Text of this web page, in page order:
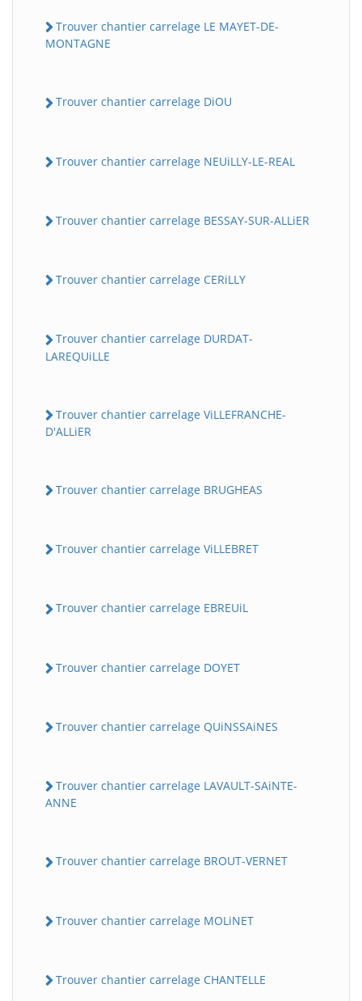
Trouver chantier carrelage LE MAYET-DE-
MONTAGNE
Trouver chantier carrelage DiOU
Trouver chantier carrelage NEUiLLY-LE-REAL
Trouver chantier carrelage BESSAY-SUR-ALLiER
Trouver chantier carrelage CERiLLY
Trouver chantier carrelage DURDAT-
LAREQUiLLE
Trouver chantier carrelage ViLLEFRANCHE-
D'ALLiER
Trouver chantier carrelage BRUGHEAS
Trouver chantier carrelage ViLLEBRET
Trouver chantier carrelage EBREUiL
Trouver chantier carrelage DOYET
Trouver chantier carrelage QUiNSSAiNES
Trouver chantier carrelage LAVAULT-SAiNTE-
ANNE
Trouver chantier carrelage BROUT-VERNET
Trouver chantier carrelage MOLiNET
Trouver chantier carrelage CHANTELLE